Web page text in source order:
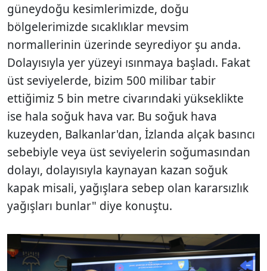
güneydoğu kesimlerimizde, doğu
bölgelerimizde sıcaklıklar mevsim
normallerinin üzerinde seyrediyor şu anda.
Dolayısıyla yer yüzeyi ısınmaya başladı. Fakat
üst seviyelerde, bizim 500 milibar tabir
ettiğimiz 5 bin metre civarındaki yükseklikte
ise hala soğuk hava var. Bu soğuk hava
kuzeyden, Balkanlar'dan, İzlanda alçak basıncı
sebebiyle veya üst seviyelerin soğumasından
dolayı, dolayısıyla kaynayan kazan soğuk
kapak misali, yağışlara sebep olan kararsızlık
yağışları bunlar" diye konuştu.